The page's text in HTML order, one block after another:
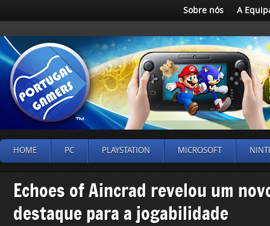
Sobre nós A
HOME PC PLAYSTATION MICROSOFT
Echoes of Aincrad revelou um
destaque para a jogabilidade